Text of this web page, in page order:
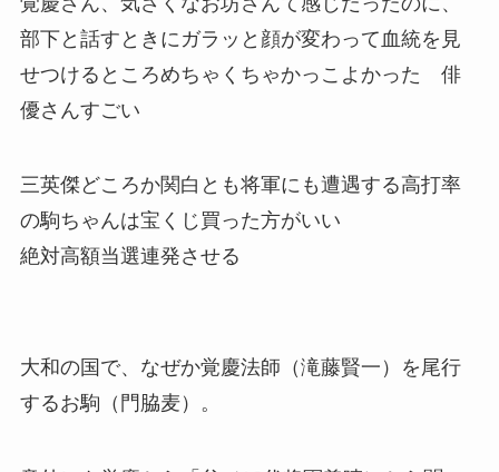
部下と話すときにガラッと顔が変わって血統を見
せつけるところめちゃくちゃかっこよかった 俳
優さんすごい
三英傑どころか関白とも将軍にも遭遇する高打率
の駒ちゃんは宝くじ買った方がいい
絶対高額当選連発させる
大和の国で、なぜか覚慶法師（滝藤賢一）を尾行
するお駒（門脇麦）。